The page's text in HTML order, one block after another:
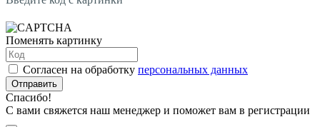
Поменять картинку
Согласен на обработку персональных данных
Отправить
Спасибо!
С вами свяжется наш менеджер и поможет вам в регистрации